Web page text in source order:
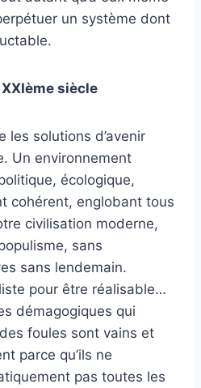
un système dont
siècle
les solutions d’avenir
Un environnement
écologique,
cohérent, englobant tous
civilisation moderne,
sans
sans lendemain.
pour être réalisable…
démagogiques qui
foules sont vains et
parce qu’ils ne
pas toutes les